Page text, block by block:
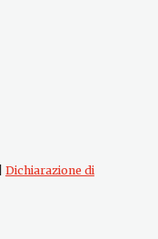
Dichiarazione di